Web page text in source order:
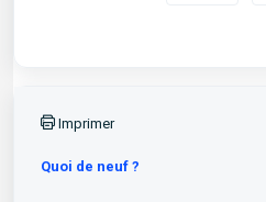
Imprimer
Quoi de neuf ?